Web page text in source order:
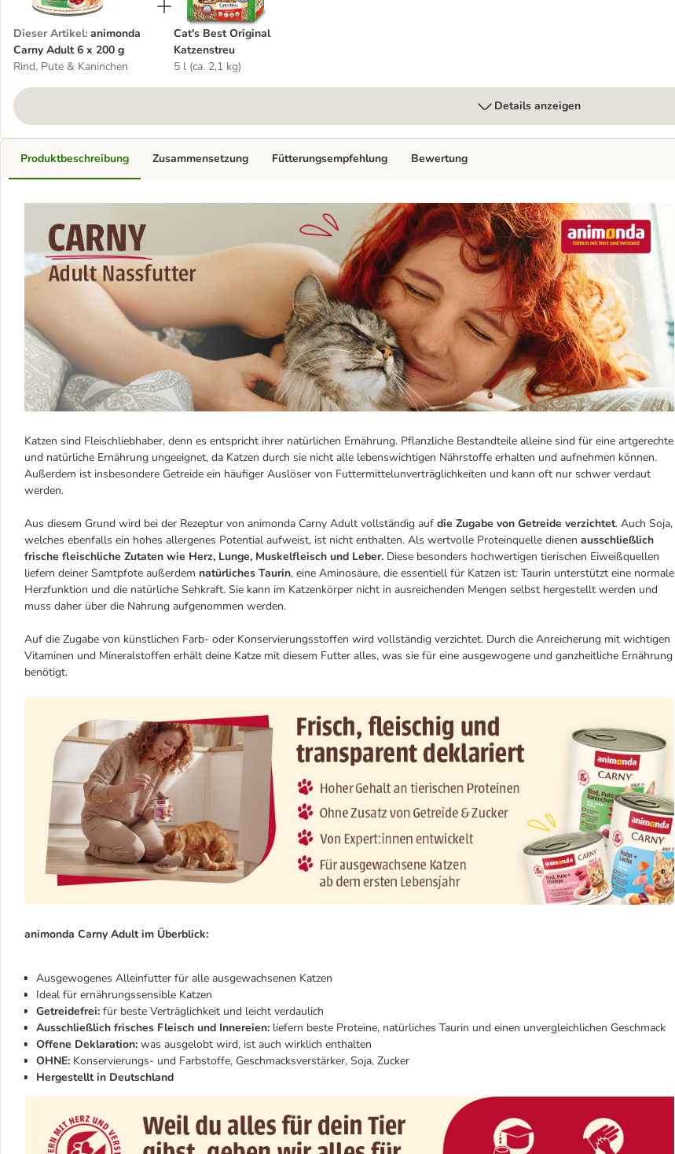
Dieser Artikel: animonda
Carny Adult 6 x 200 g
Rind, Pute & Kaninchen
Cat's Best Original
Katzenstreu
5 l (ca. 2,1 kg)
Details anzeigen
Produktbeschreibung
Katzen sind Fleischliebhaber, denn es entspricht ihrer natürlichen Ernährung. Pflanzliche Bestandteile alleine sind für eine artgerechte
und natürliche Ernährung ungeeignet, da Katzen durch sie nicht alle lebenswichtigen Nährstoffe erhalten und aufnehmen können.
Außerdem ist insbesondere Getreide ein häufiger Auslöser von Futtermittelunverträglichkeiten und kann oft nur schwer verdaut
werden.
Aus diesem Grund wird bei der Rezeptur von animonda Carny Adult vollständig auf die Zugabe von Getreide verzichtet. Auch Soja,
welches ebenfalls ein hohes allergenes Potential aufweist, ist nicht enthalten. Als wertvolle Proteinquelle dienen ausschließlich
frische fleischliche Zutaten wie Herz, Lunge, Muskelfleisch und Leber. Diese besonders hochwertigen tierischen Eiweißquellen
liefern deiner Samtpfote außerdem natürliches Taurin, eine Aminosäure, die essentiell für Katzen ist: Taurin unterstützt eine normale
Herzfunktion und die natürliche Sehkraft. Sie kann im Katzenkörper nicht in ausreichenden Mengen selbst hergestellt werden und
muss daher über die Nahrung aufgenommen werden.
Auf die Zugabe von künstlichen Farb- oder Konservierungsstoffen wird vollständig verzichtet. Durch die Anreicherung mit wichtigen
Vitaminen und Mineralstoffen erhält deine Katze mit diesem Futter alles, was sie für eine ausgewogene und ganzheitliche Ernährung
benötigt.
animonda Carny Adult im Überblick:
Ausgewogenes Alleinfutter für alle ausgewachsenen Katzen
Ideal für ernährungssensible Katzen
Getreidefrei: für beste Verträglichkeit und leicht verdaulich
Ausschließlich frisches Fleisch und Innereien: liefern beste Proteine, natürliches Taurin und einen unvergleichlichen Geschmack
Offene Deklaration: was ausgelobt wird, ist auch wirklich enthalten
OHNE: Konservierungs- und Farbstoffe, Geschmacksverstärker, Soja, Zucker
Hergestellt in Deutschland
Zusammensetzung Fütterungsempfehlung Bewertung